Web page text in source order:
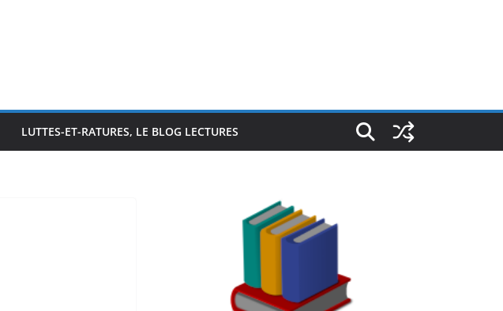
LUTTES-ET-RATURES, LE BLOG LECTURES